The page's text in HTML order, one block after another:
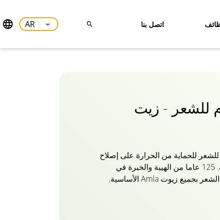
اتصل بنا
للشعر - زيت
للحماية من الحرارة على إصلاح
شعرك من الكي أو التجفيف. 125 عاما من الهيبة والخبرة في
Dabur Amla هي سر تقوية الشعر بجميع زيوت Amla الأساسية.
بناء خصل الشعر ويصلح الضرر الناجم